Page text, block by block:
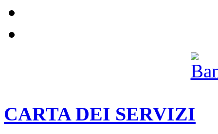
CARTA DEI SERVIZI